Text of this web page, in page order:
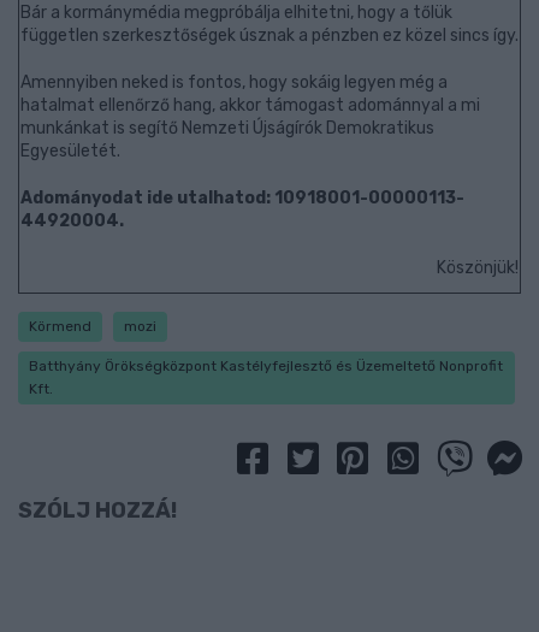
Bár a kormánymédia megpróbálja elhitetni, hogy a tőlük
független szerkesztőségek úsznak a pénzben ez közel sincs így.
Amennyiben neked is fontos, hogy sokáig legyen még a
hatalmat ellenőrző hang, akkor támogast adománnyal a mi
munkánkat is segítő Nemzeti Újságírók Demokratikus
Egyesületét.
Adományodat ide utalhatod: 10918001-00000113-
44920004.
Köszönjük!
Körmend mozi
Batthyány Örökségközpont Kastélyfejlesztő és Üzemeltető Nonprofit
Kft.
SZÓLJ HOZZÁ!